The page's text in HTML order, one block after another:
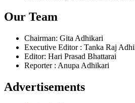
Our Team
Chairman: Gita Adhikari
Executive Editor : Tanka Raj
Editor: Hari Prasad Bhattarai
Reporter : Anupa Adhikari
Advertisements